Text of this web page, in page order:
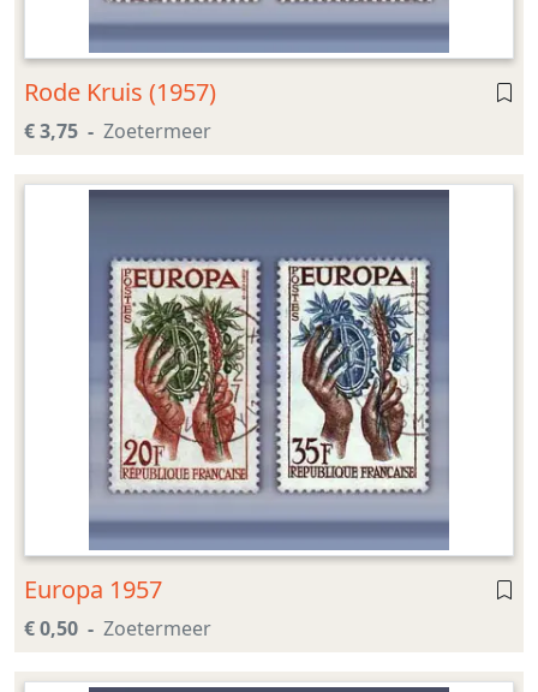
Rode Kruis (1957)
€ 3,75 Zoetermeer
Europa 1957
€ 0,50 Zoetermeer